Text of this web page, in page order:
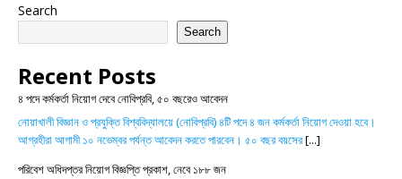
Search
Search
Recent Posts
৪ পদে কর্মকর্তা নিয়োগ দেবে নোবিপ্রবি, ৫০ বছরেও আবেদন
নোয়াখালী বিজ্ঞান ও প্রযুক্তি বিশ্ববিদ্যালয়ে (নোবিপ্রবি) ৪টি পদে ৪ জন কর্মকর্তা নিয়োগ দেওয়া হবে।
আগ্রহীরা আগামী ১০ নভেম্বর পর্যন্ত আবেদন করতে পারবেন। ৫০ বছর বয়সের[...]
পরিবেশ অধিদপ্তর নিয়োগ বিজ্ঞপ্তি প্রকাশ, নেবে ১৮৮ জন